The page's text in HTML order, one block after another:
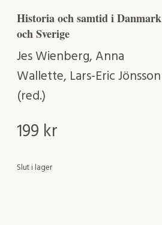
Historia och samtid i Danmark
och Sverige
Jes Wienberg, Anna
Wallette, Lars-Eric Jönsson
(red.)
199 kr
Slut i lager